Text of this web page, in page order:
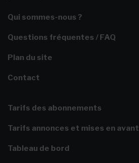
Qui sommes-nous ?
Questions fréquentes / FAQ
Plan du site
Contact
Tarifs des abonnements
Tarifs annonces et mises en avant
Tableau de bord